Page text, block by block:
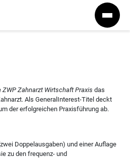
ZWP Zahnarzt Wirtschaft Praxis das
Als GeneralInterest-Titel deckt
der erfolgreichen Praxisführung ab.
Doppelausgaben) und einer Auflage
zu den frequenz- und